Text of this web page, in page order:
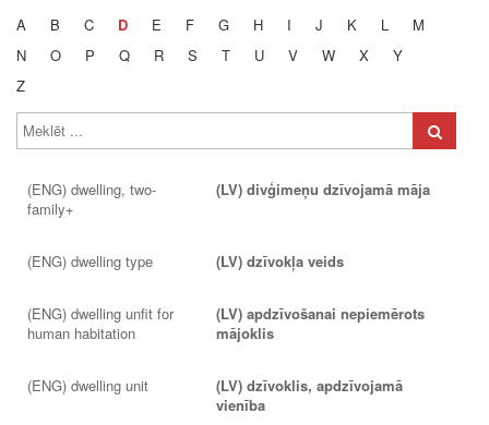
A B C D E F G H I J K L
M
N
O P Q R S T U V W X
Y
Z
(ENG) dwelling, two-
family+
(LV) divģimeņu dzīvojamā māja
(ENG) dwelling type (LV) dzīvokļa veids
(ENG) dwelling unfit for
human habitation
(LV) apdzīvošanai nepiemērots
mājoklis
(ENG) dwelling unit
(LV) dzīvoklis, apdzīvojamā
vienība